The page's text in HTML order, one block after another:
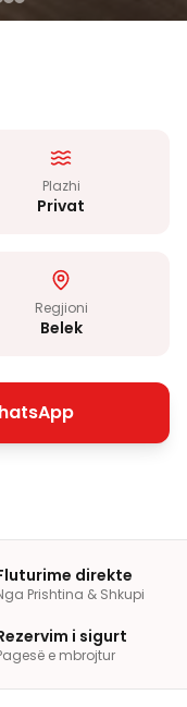
Plazhi
Privat
Regjioni
Belek
direkte
Prishtina & Shkupi
i sigurt
e mbrojtur